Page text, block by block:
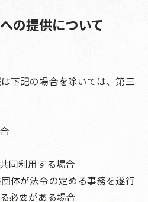
の提供について
下記の場合を除いては、第三
同利用する場合
体が法令の定める事務を遂行
必要がある場合